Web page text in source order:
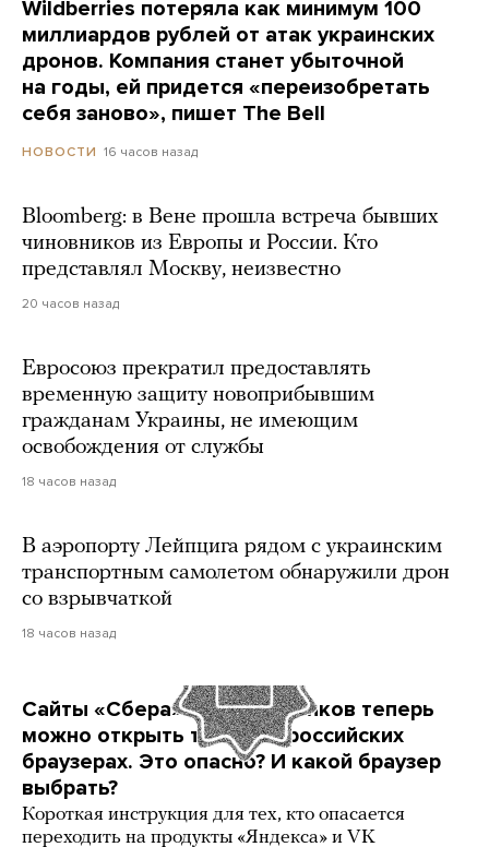
Wildberries потеряла как минимум 100
миллиардов рублей от атак украинских
дронов. Компания станет убыточной
на годы, ей придется «переизобретать
себя заново», пишет The Bell
НОВОСТИ 16 часов назад
Bloomberg: в Вене прошла встреча бывших
чиновников из Европы и России. Кто
представлял Москву, неизвестно
20 часов назад
Евросоюз прекратил предоставлять
временную защиту новоприбывшим
гражданам Украины, не имеющим
освобождения от службы
18 часов назад
В аэропорту Лейпцига рядом с украинским
транспортным самолетом обнаружили дрон
со взрывчаткой
18 часов назад
Сайты «Сбера» и других банков теперь
можно открыть только в российских
браузерах. Это опасно? И какой браузер
выбрать?
Короткая инструкция для тех, кто опасается
переходить на продукты «Яндекса» и VK